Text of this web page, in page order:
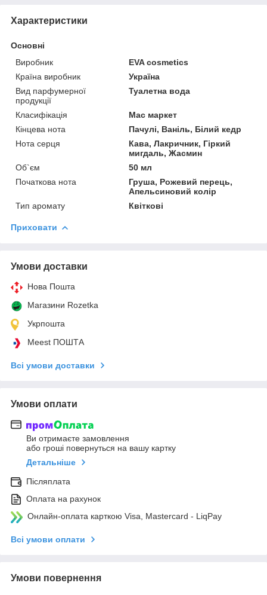
Характеристики
Основні
Виробник
EVA cosmetics
Країна виробник
Україна
Вид парфумерної
продукції
Туалетна вода
Класифікація
Мас маркет
Кінцева нота
Пачулі, Ваніль, Білий кедр
Нота серця
Кава, Лакричник, Гіркий
мигдаль, Жасмин
Об`єм
50 мл
Початкова нота
Груша, Рожевий перець,
Апельсиновий колір
Тип аромату
Квіткові
Приховати
Умови доставки
Нова Пошта
Магазини Rozetka
Укрпошта
Meest ПОШТА
Всі умови доставки
Умови оплати
Ви отримаєте замовлення
або гроші повернуться на вашу картку
Детальніше
Післяплата
Оплата на рахунок
Онлайн-оплата карткою Visa, Mastercard - LiqPay
Всі умови оплати
Умови повернення